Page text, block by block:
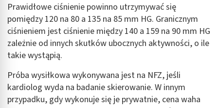
Prawidłowe ciśnienie powinno utrzymywać się
pomiędzy 120 na 80 a 135 na 85 mm HG. Granicznym
ciśnieniem jest ciśnienie między 140 a 159 na 90 mm HG
zależnie od innych skutków ubocznych aktywności, o ile
takie wystąpią.
Próba wysiłkowa wykonywana jest na NFZ, jeśli
kardiolog wyda na badanie skierowanie. W innym
przypadku, gdy wykonuje się je prywatnie, cena waha